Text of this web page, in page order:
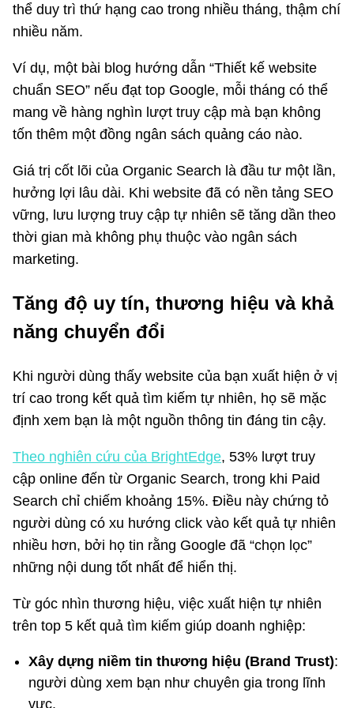
thể duy trì thứ hạng cao trong nhiều tháng, thậm chí
nhiều năm.
Ví dụ, một bài blog hướng dẫn “Thiết kế website
chuẩn SEO” nếu đạt top Google, mỗi tháng có thể
mang về hàng nghìn lượt truy cập mà bạn không
tốn thêm một đồng ngân sách quảng cáo nào.
Giá trị cốt lõi của Organic Search là đầu tư một lần,
hưởng lợi lâu dài. Khi website đã có nền tảng SEO
vững, lưu lượng truy cập tự nhiên sẽ tăng dần theo
thời gian mà không phụ thuộc vào ngân sách
marketing.
Tăng độ uy tín, thương hiệu và khả
năng chuyển đổi
Khi người dùng thấy website của bạn xuất hiện ở vị
trí cao trong kết quả tìm kiếm tự nhiên, họ sẽ mặc
định xem bạn là một nguồn thông tin đáng tin cậy.
Theo nghiên cứu của BrightEdge, 53% lượt truy
cập online đến từ Organic Search, trong khi Paid
Search chỉ chiếm khoảng 15%. Điều này chứng tỏ
người dùng có xu hướng click vào kết quả tự nhiên
nhiều hơn, bởi họ tin rằng Google đã “chọn lọc”
những nội dung tốt nhất để hiển thị.
Từ góc nhìn thương hiệu, việc xuất hiện tự nhiên
trên top 5 kết quả tìm kiếm giúp doanh nghiệp:
Xây dựng niềm tin thương hiệu (Brand Trust):
người dùng xem bạn như chuyên gia trong lĩnh
vực.